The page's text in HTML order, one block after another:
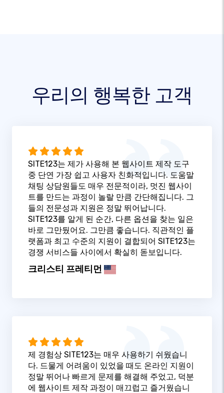
우리의 행복한 고객
SITE123는 제가 사용해 본 웹사이트 제작 도구
중 단연 가장 쉽고 사용자 친화적입니다. 도움말
채팅 상담원들도 매우 전문적이라, 멋진 웹사이
트를 만드는 과정이 놀랄 만큼 간단해집니다. 그
들의 전문성과 지원은 정말 뛰어납니다.
SITE123를 알게 된 순간, 다른 옵션을 찾는 일은
바로 그만뒀어요. 그만큼 좋습니다. 직관적인 플
랫폼과 최고 수준의 지원이 결합되어 SITE123는
경쟁 서비스들 사이에서 확실히 돋보입니다.
크리스티 프레티먼
제 경험상 SITE123는 매우 사용하기 쉬웠습니
다. 드물게 어려움이 있었을 때도 온라인 지원이
정말 뛰어나 빠르게 문제를 해결해 주었고, 덕분
에 웹사이트 제작 과정이 매끄럽고 즐거웠습니